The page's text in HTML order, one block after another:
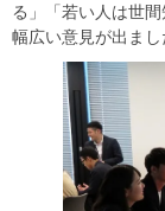
る」「若い人は世
幅広い意見が出まし